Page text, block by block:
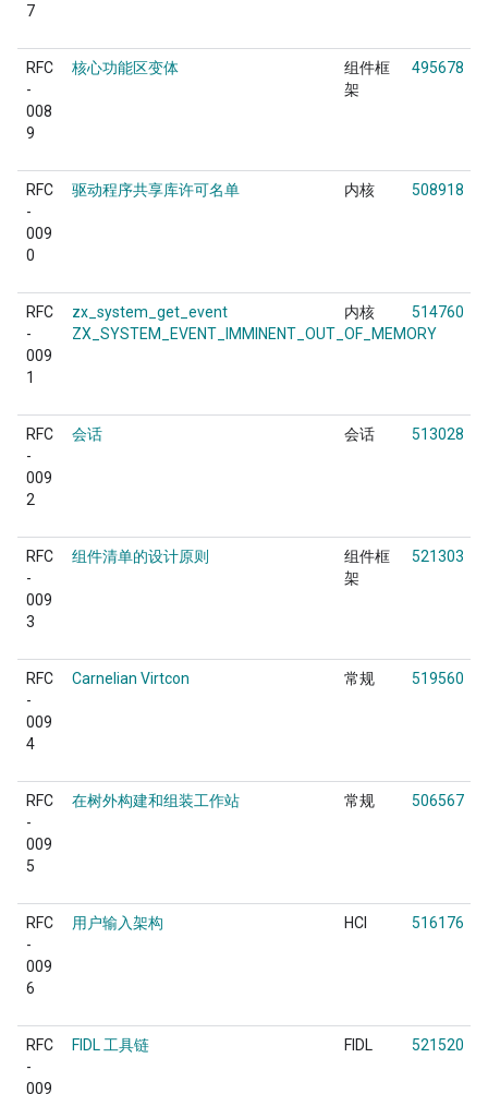
7
RFC
-
008
9
核心功能区变体
组件框
架
495678
RFC
-
009
0
驱动程序共享库许可名单 内核 508918
RFC
-
009
1
zx_system_get_event
ZX_SYSTEM_EVENT_IMMINENT_OUT_OF_MEMORY
内核 514760
RFC
-
009
2
会话 会话 513028
RFC
-
009
3
组件清单的设计原则
组件框
架
521303
RFC
-
009
4
Carnelian Virtcon 常规 519560
RFC
-
009
5
在树外构建和组装工作站 常规 506567
RFC
-
009
6
用户输入架构 HCI 516176
RFC
-
009
FIDL 工具链 FIDL 521520